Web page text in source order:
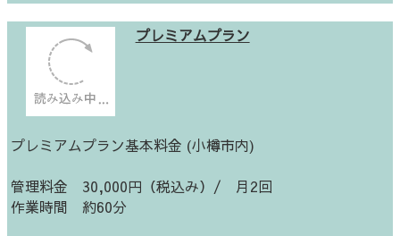
プレミアムプラン
プレミアムプラン基本料金 (小樽市内)
管理料金 30,000円（税込み）/ 月2回
作業時間 約60分